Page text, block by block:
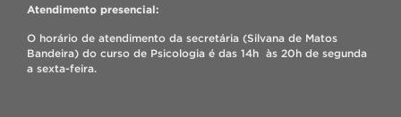
Atendimento presencial:
O horário de atendimento da secretária (Silvana de Matos
Bandeira) do curso de Psicologia é das 14h às 20h de segunda
a sexta-feira.